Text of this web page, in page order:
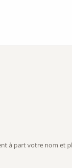
à part votre nom et